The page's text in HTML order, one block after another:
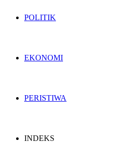
POLITIK
EKONOMI
PERISTIWA
INDEKS